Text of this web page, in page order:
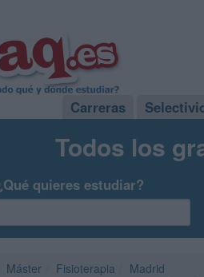
Carreras
Todos los
quieres estudiar?
Máster Fisioterapia
Madrid